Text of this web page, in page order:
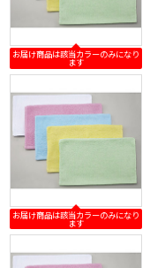
お届け商品は該当カラーのみになり
ます
お届け商品は該当カラーのみになり
ます